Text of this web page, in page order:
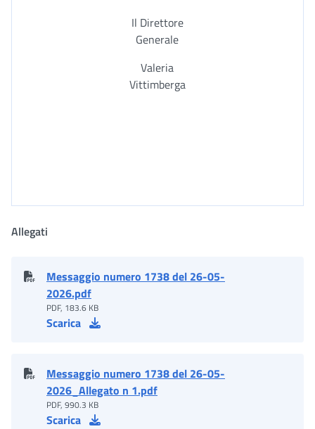
Il Direttore
Generale
Valeria
Vittimberga
Allegati
Messaggio numero 1738 del 26-05-
2026.pdf
PDF, 183.6 KB
Scarica
Messaggio numero 1738 del 26-05-
2026_Allegato n 1.pdf
PDF, 990.3 KB
Scarica